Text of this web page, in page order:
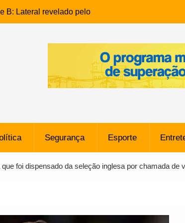
B: Lateral revelado pelo
do Novorizontino de
policial na Bahia prende 14
ligada a ‘Zói de Gato’, do
Freitas: Homem é
bairro Caji
Criminal: Influenciadora
Dívida de R$ 80 Milhões
Segurança Esporte
foi dispensado da seleção inglesa por chamada de